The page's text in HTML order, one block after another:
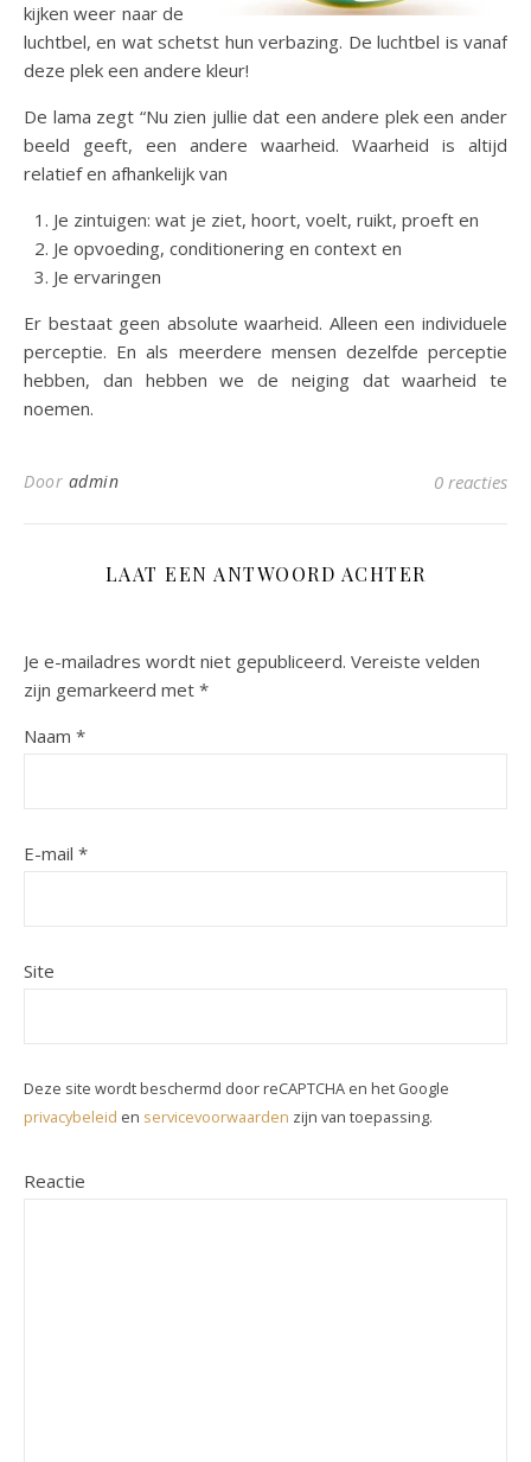
kijken weer naar de
luchtbel, en wat schetst hun verbazing. De luchtbel is vanaf
deze plek een andere kleur!
De lama zegt “Nu zien jullie dat een andere plek een ander
beeld geeft, een andere waarheid. Waarheid is altijd
relatief en afhankelijk van
Je zintuigen: wat je ziet, hoort, voelt, ruikt, proeft en
Je opvoeding, conditionering en context en
Je ervaringen
Er bestaat geen absolute waarheid. Alleen een individuele
perceptie. En als meerdere mensen dezelfde perceptie
hebben, dan hebben we de neiging dat waarheid te
noemen.
Door admin 0 reacties
LAAT EEN ANTWOORD ACHTER
Je e-mailadres wordt niet gepubliceerd. Vereiste velden
zijn gemarkeerd met *
Naam *
E-mail *
Site
Deze site wordt beschermd door reCAPTCHA en het Google
privacybeleid en servicevoorwaarden zijn van toepassing.
Reactie